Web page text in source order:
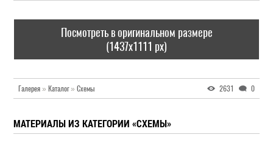
Посмотреть в оригинальном размере
(1437x1111 px)
Галерея » Каталог» Схемы 2631 0
МАТЕРИАЛЫ ИЗ КАТЕГОРИИ «СХЕМЫ»